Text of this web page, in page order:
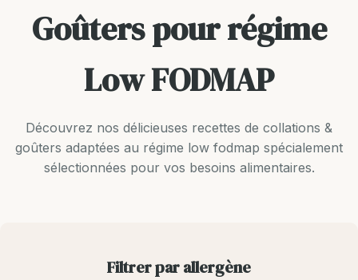
Goûters pour régime
Low FODMAP
Découvrez nos délicieuses recettes de collations &
goûters adaptées au régime low fodmap spécialement
sélectionnées pour vos besoins alimentaires.
Filtrer par allergène